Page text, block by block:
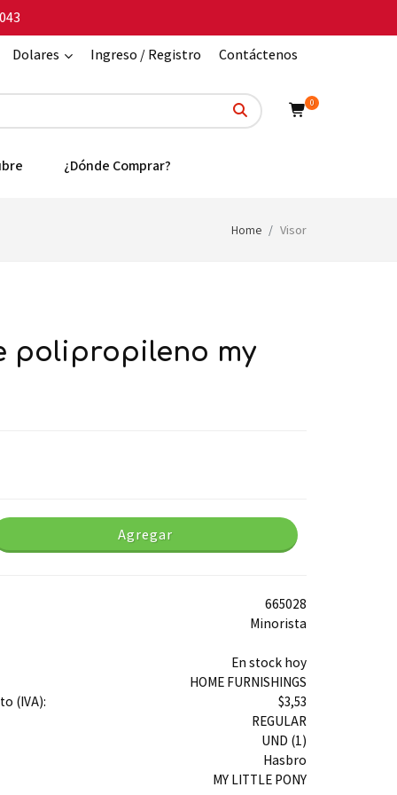
Dolares
Ingreso / Registro Contáctenos
0
¿Dónde Comprar?
Home Visor
Agregar
665028
Minorista
En stock hoy
HOME FURNISHINGS
(IVA):
$3,53
REGULAR
UND (1)
Hasbro
MY LITTLE PONY